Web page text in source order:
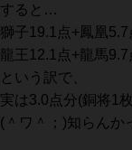
すると…
獅子19.1点+鳳凰5.7
龍王12.1点+龍馬9.7
という訳で、
実は3.0点分(銅将1
(＾ワ＾；)知らんか